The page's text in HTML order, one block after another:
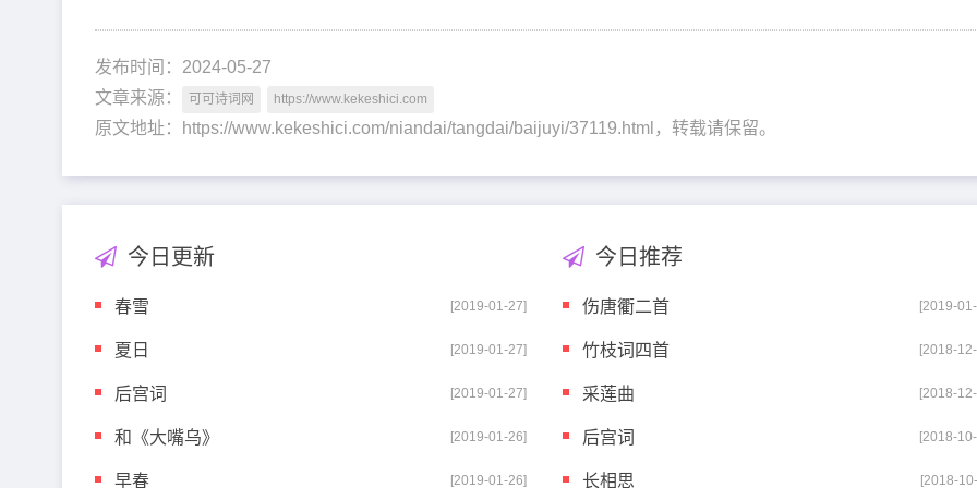
发布时间：2024-05-27
文章来源：
可可诗词网 https://www.kekeshici.com
原文地址：https://www.kekeshici.com/niandai/tangdai/baijuyi/37119.html，转载请保留。
今日更新
春雪 [2019-01-27]
夏日 [2019-01-27]
后宫词 [2019-01-27]
和《大嘴乌》 [2019-01-26]
早春 [2019-01-26]
今日推荐
伤唐衢二首 [2019-
竹枝词四首 [2018-
采莲曲 [2018-
后宫词 [2018-
长相思 [2018-